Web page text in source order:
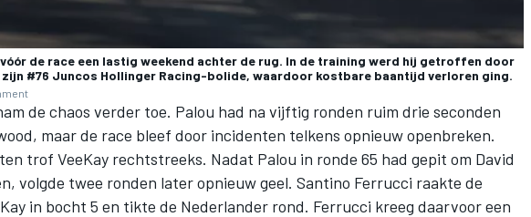
vóór de race een lastig weekend achter de rug. In de training werd hij getroffen door
#76 Juncos Hollinger Racing-bolide, waardoor kostbare baantijd verloren ging.
de chaos verder toe. Palou had na vijftig ronden ruim drie seconden
maar de race bleef door incidenten telkens opnieuw openbreken.
trof VeeKay rechtstreeks. Nadat Palou in ronde 65 had gepit om David
volgde twee ronden later opnieuw geel. Santino Ferrucci raakte de
in bocht 5 en tikte de Nederlander rond. Ferrucci kreeg daarvoor een